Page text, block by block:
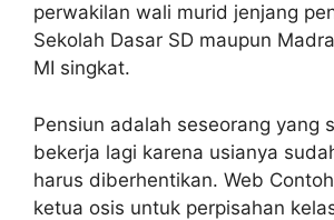
perwakilan wali murid jenjang
Sekolah Dasar SD maupun
MI singkat.
Pensiun adalah seseorang yang
bekerja lagi karena usianya
harus diberhentikan. Web
ketua osis untuk perpisahan